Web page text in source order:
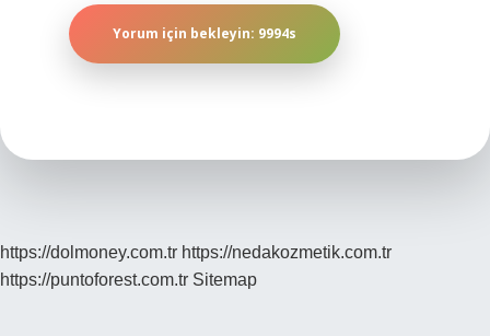
https://dolmoney.com.tr https://nedakozmetik.com.tr
https://puntoforest.com.tr Sitemap